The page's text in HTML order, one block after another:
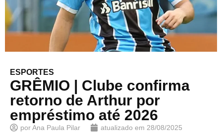
ESPORTES
GRÊMIO | Clube confirma
retorno de Arthur por
empréstimo até 2026
porAna Paula Pilar atualizado em 28/08/2025